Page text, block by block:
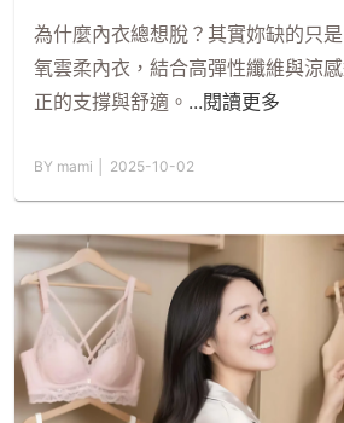
為什麼內衣總想脫？其實妳缺的只
氧雲柔內衣，結合高彈性纖維與涼
正的支撐與舒適。 ...閱讀更多
BY mami │ 2025-10-02